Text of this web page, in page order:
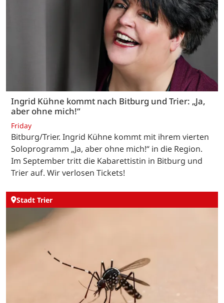
Ingrid Kühne kommt nach Bitburg und Trier: „Ja,
aber ohne mich!“
Friday
Bitburg/Trier. Ingrid Kühne kommt mit ihrem vierten
Soloprogramm „Ja, aber ohne mich!“ in die Region.
Im September tritt die Kabarettistin in Bitburg und
Trier auf. Wir verlosen Tickets!
Stadt Trier